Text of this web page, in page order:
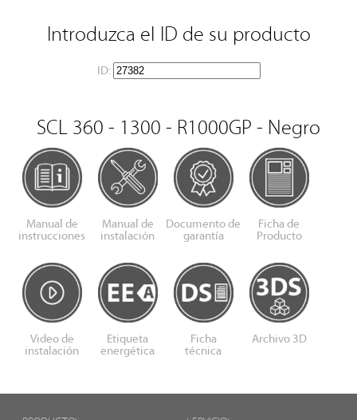
Introduzca el ID de su producto
ID:
SCL 360 - 1300 - R1000GP - Negro
Manual de
instrucciones
Manual de
instalación
Documento de
garantía
Ficha de
Producto
Video de
instalación
Etiqueta
energética
Ficha
técnica
Archivo 3D